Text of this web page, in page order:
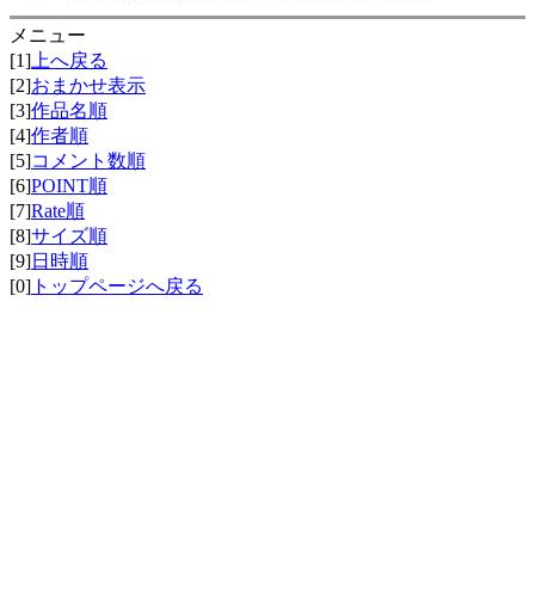
メニュー
[1] 上へ戻る
[2]おまかせ表示
[3]作品名順
[4]作者順
[5]コメント数順
[6]POINT順
[7]Rate順
[8]サイズ順
[9]日時順
[0] トップページへ戻る